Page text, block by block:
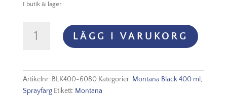
I butik & lager
Black
Mescaline
mängd
LÄGG I VARUKORG
Artikelnr: BLK400-6080 Kategorier: Montana Black 400 ml,
Sprayfärg Etikett: Montana